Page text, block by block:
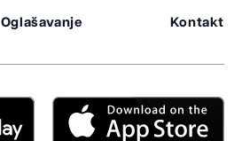
Oglašavanje Kontakt